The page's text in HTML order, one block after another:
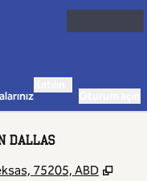
DALLAS
75205, ABD ,